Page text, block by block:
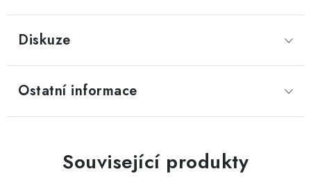
Diskuze
Ostatní informace
Související produkty